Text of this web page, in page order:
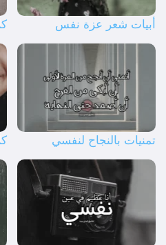
أبيات شعر عزة نفس
تمنيات بالنجاح لنفسي